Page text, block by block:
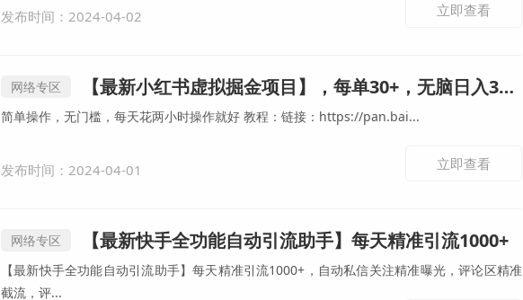
发布时间：2024-04-02 立即查看
网络专区 【最新小红书虚拟掘金项目】，每单30+，无脑日入300+
简单操作，无门槛，每天花两小时操作就好 教程：链接：https://pan.bai...
发布时间：2024-04-01 立即查看
网络专区 【最新快手全功能自动引流助手】每天精准引流1000+
【最新快手全功能自动引流助手】每天精准引流1000+，自动私信关注精准曝光，评论区精准
截流，评...